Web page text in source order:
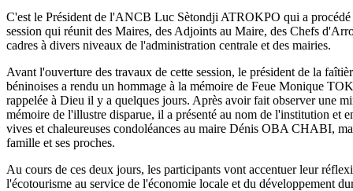
C'est le Président de l'ANCB Luc Sètondji ATROKPO qui a procédé
session qui réunit des Maires, des Adjoints au Maire, des Chefs
cadres à divers niveaux de l'administration centrale et des mairies.
Avant l'ouverture des travaux de cette session, le président de la
béninoises a rendu un hommage à la mémoire de Feue Monique
rappelée à Dieu il y a quelques jours. Après avoir fait observer une
mémoire de l'illustre disparue, il a présenté au nom de l'institution et
vives et chaleureuses condoléances au maire Dénis OBA CHABI,
famille et ses proches.
Au cours de ces deux jours, les participants vont accentuer leur
l'écotourisme au service de l'économie locale et du développement